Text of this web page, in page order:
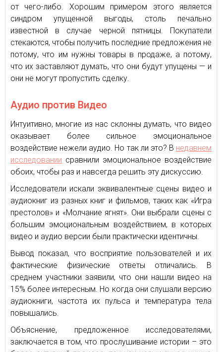
от чего-либо. Хорошим примером этого является
синдром упущенной выгоды, столь печально
известной в случае черной пятницы. Покупатели
стекаются, чтобы получить последние предложения не
потому, что им нужны товары в продаже, а потому,
что их заставляют думать, что они будут упущены — и
они не могут пропустить сделку.
Аудио против Видео
Интуитивно, многие из нас склонны думать, что видео
оказывает более сильное эмоциональное
воздействие нежели аудио. Но так ли это? В недавнем
исследовании сравнили эмоциональное воздействие
обоих, чтобы раз и навсегда решить эту дискуссию.
Исследователи искали эквивалентные сцены видео и
аудиокниг из разных книг и фильмов, таких как «Игра
престолов» и «Молчание ягнят». Они выбрали сцены с
большим эмоциональным воздействием, в которых
видео и аудио версии были практически идентичны.
Вывод показал, что восприятие пользователей и их
фактические физические ответы отличались. В
среднем участники заявили, что они нашли видео на
15% более интересным. Но когда они слушали версию
аудиокниги, частота их пульса и температура тела
повышались.
Объяснение, предложенное исследователями,
заключается в том, что прослушивание истории – это